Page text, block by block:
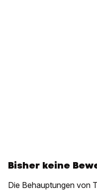
Bisher keine
Die Behauptungen von